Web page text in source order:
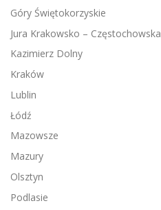
Góry Świętokorzyskie
Jura Krakowsko – Częstochowska
Kazimierz Dolny
Kraków
Lublin
Łódź
Mazowsze
Mazury
Olsztyn
Podlasie